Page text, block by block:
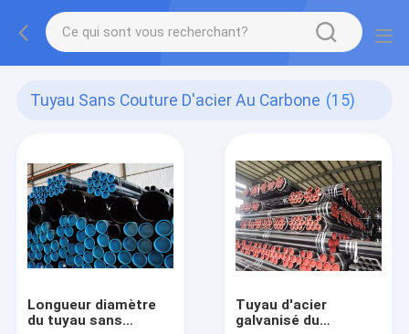
Tuyau Sans Couture D'acier Au Carbone (15)
Longueur diamètre
du tuyau sans
Tuyau d'acier
galvanisé du